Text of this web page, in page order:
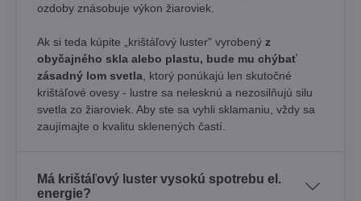
ozdoby znásobuje výkon žiaroviek.
Ak si teda kúpite „krištáľový luster" vyrobený z
obyčajného skla alebo plastu, bude mu chýbať
zásadný lom svetla , ktorý ponúkajú len skutočné
krištáľové ovesy - lustre sa nelesknú a nezosilňujú silu
svetla zo žiaroviek. Aby ste sa vyhli sklamaniu, vždy sa
zaujímajte o kvalitu sklenených častí.
Má krištáľový luster vysokú spotrebu el.
energie?